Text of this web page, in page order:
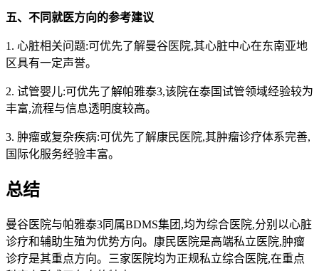
五、不同就医方向的参考建议
1. 心脏相关问题:可优先了解曼谷医院,其心脏中心在东南亚地
区具有一定声誉。
2. 试管婴儿:可优先了解帕雅泰3,该院在泰国试管领域经验较为
丰富,流程与信息透明度较高。
3. 肿瘤或复杂疾病:可优先了解康民医院,其肿瘤诊疗体系完善,
国际化服务经验丰富。
总结
曼谷医院与帕雅泰3同属BDMS集团,均为综合医院,分别以心脏
诊疗和辅助生殖为优势方向。康民医院是高端私立医院,肿瘤
诊疗是其重点方向。三家医院均为正规私立综合医院,在重点